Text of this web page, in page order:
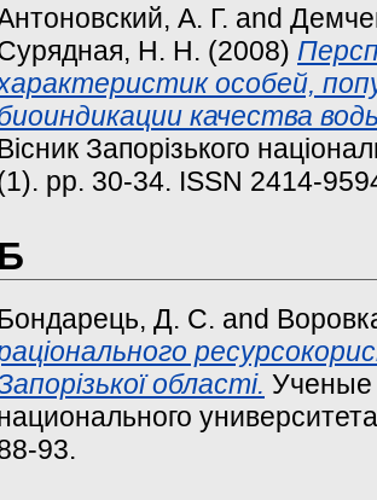
А. Г. and
Н. Н. (2008)
особей,
качества
Запорізького
pp. 30-34. ISSN 2414-
Б
Д. С. and
області. Ученые
93.